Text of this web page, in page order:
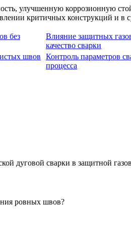
улучшенную коррозионную
критичных конструкций и в
без
Влияние защитных
качество сварки
швов
Контроль параметров
процесса
ровных швов?